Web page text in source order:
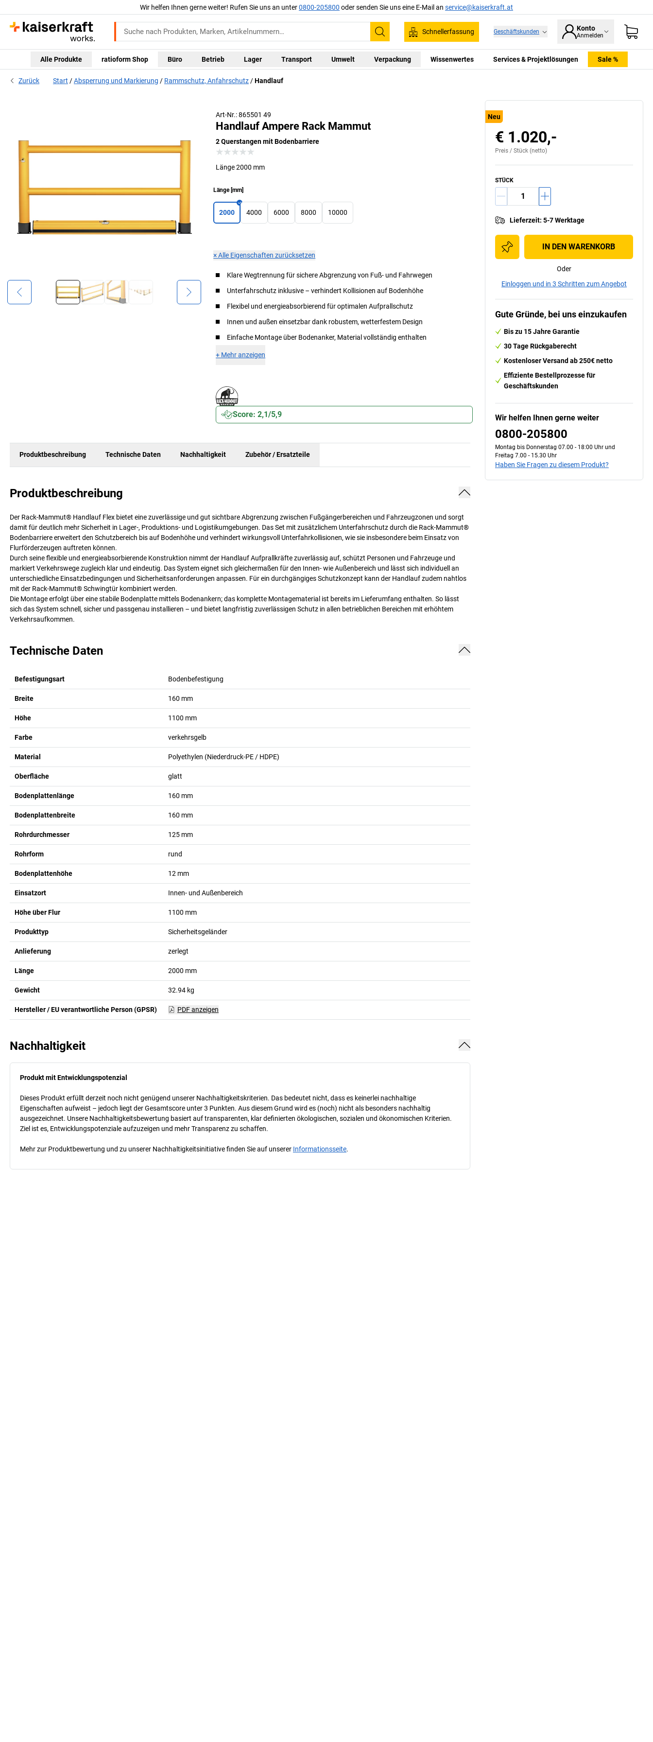
Wir helfen Ihnen gerne weiter! Rufen Sie uns an unter0800-205800 oder senden Sie uns eine E-Mail an service@kaiserkraft.at
Suchen
Schnellerfassung Geschäftskunden Konto
Anmelden
Alle Produkte ratioform Shop Büro Betrieb Lager Transport Umwelt Verpackung Wissenwertes Services & Projektlösungen Sale %
Zurück Start Absperrung und Markierung Rammschutz, Anfahrschutz Handlauf
Art-Nr.: 865501 49
Handlauf Ampere Rack Mammut
2 Querstangen mit Bodenbarriere
Länge 2000 mm
Länge[mm]
2000 4000 6000 8000 10000
×Alle Eigenschaften zurücksetzen
Klare Wegtrennung für sichere Abgrenzung von Fuß- und Fahrwegen
Unterfahrschutz inklusive – verhindert Kollisionen auf Bodenhöhe
Flexibel und energieabsorbierend für optimalen Aufprallschutz
Innen und außen einsetzbar dank robustem, wetterfestem Design
Einfache Montage über Bodenanker, Material vollständig enthalten
+ Mehr anzeigen
Score: 2,1/5,9
Produktbeschreibung Technische Daten Nachhaltigkeit Zubehör / Ersatzteile
Produktbeschreibung
Der Rack-Mammut® Handlauf Flex bietet eine zuverlässige und gut sichtbare Abgrenzung zwischen Fußgängerbereichen und Fahrzeugzonen und sorgt
damit für deutlich mehr Sicherheit in Lager-, Produktions- und Logistikumgebungen. Das Set mit zusätzlichem Unterfahrschutz durch die Rack-Mammut®
Bodenbarriere erweitert den Schutzbereich bis auf Bodenhöhe und verhindert wirkungsvoll Unterfahrkollisionen, wie sie insbesondere beim Einsatz von
Flurförderzeugen auftreten können.
Durch seine flexible und energieabsorbierende Konstruktion nimmt der Handlauf Aufprallkräfte zuverlässig auf, schützt Personen und Fahrzeuge und
markiert Verkehrswege zugleich klar und eindeutig. Das System eignet sich gleichermaßen für den Innen- wie Außenbereich und lässt sich individuell an
unterschiedliche Einsatzbedingungen und Sicherheitsanforderungen anpassen. Für ein durchgängiges Schutzkonzept kann der Handlauf zudem nahtlos
mit der Rack-Mammut® Schwingtür kombiniert werden.
Die Montage erfolgt über eine stabile Bodenplatte mittels Bodenankern; das komplette Montagematerial ist bereits im Lieferumfang enthalten. So lässt
sich das System schnell, sicher und passgenau installieren – und bietet langfristig zuverlässigen Schutz in allen betrieblichen Bereichen mit erhöhtem
Verkehrsaufkommen.
Technische Daten
Befestigungsart Bodenbefestigung
Breite 160 mm
Höhe 1100 mm
Farbe verkehrsgelb
Material Polyethylen (Niederdruck-PE / HDPE)
Oberfläche glatt
Bodenplattenlänge 160 mm
Bodenplattenbreite 160 mm
Rohrdurchmesser 125 mm
Rohrform rund
Bodenplattenhöhe 12 mm
Einsatzort Innen- und Außenbereich
Höhe über Flur 1100 mm
Produkttyp Sicherheitsgeländer
Anlieferung zerlegt
Länge 2000 mm
Gewicht 32.94 kg
Hersteller / EU verantwortliche Person (GPSR) PDF anzeigen
Nachhaltigkeit
Produkt mit Entwicklungspotenzial
Dieses Produkt erfüllt derzeit noch nicht genügend unserer Nachhaltigkeitskriterien. Das bedeutet nicht, dass es keinerlei nachhaltige
Eigenschaften aufweist – jedoch liegt der Gesamtscore unter 3 Punkten. Aus diesem Grund wird es (noch) nicht als besonders nachhaltig
ausgezeichnet. Unsere Nachhaltigkeitsbewertung basiert auf transparenten, klar definierten ökologischen, sozialen und ökonomischen Kriterien.
Ziel ist es, Entwicklungspotenziale aufzuzeigen und mehr Transparenz zu schaffen.
Mehr zur Produktbewertung und zu unserer Nachhaltigkeitsinitiative finden Sie auf unserer Informationsseite.
Neu
€ 1.020,-
Preis / Stück (netto)
STÜCK
Lieferzeit: 5-7 Werktage
IN DEN WARENKORB
Oder
Einloggen und in 3 Schritten zum Angebot
Gute Gründe, bei uns einzukaufen
Bis zu 15 Jahre Garantie
30 Tage Rückgaberecht
Kostenloser Versand ab 250€ netto
Effiziente Bestellprozesse für
Geschäftskunden
Wir helfen Ihnen gerne weiter
0800-205800
Montag bis Donnerstag 07.00 - 18:00 Uhr und
Freitag 7.00 - 15.30 Uhr
Haben Sie Fragen zu diesem Produkt?